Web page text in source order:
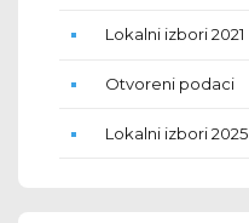
Lokalni izbori 2021
Otvoreni podaci
Lokalni izbori 2025